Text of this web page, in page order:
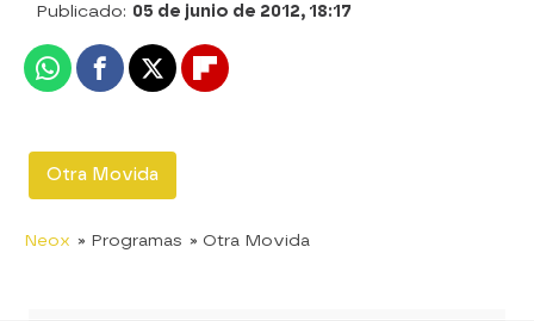
Publicado: 05 de junio de 2012, 18:17
WhatsappFacebook
X Flipboard
Otra Movida
Neox » Programas » Otra Movida